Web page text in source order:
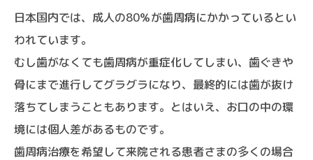
日本国内では、成人の80％が歯周病にかかっているとい
われています。
むし歯がなくても歯周病が重症化してしまい、歯ぐきや
骨にまで進行してグラグラになり、最終的には歯が抜け
落ちてしまうこともあります。とはいえ、お口の中の環
境には個人差があるものです。
歯周病治療を希望して来院される患者さまの多くの場合